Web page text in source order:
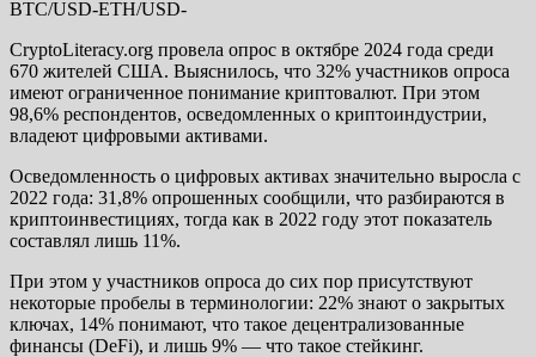
BTC/USD-ETH/USD-
CryptoLiteracy.org провела опрос в октябре 2024 года среди
670 жителей США. Выяснилось, что 32% участников опроса
имеют ограниченное понимание криптовалют. При этом
98,6% респондентов, осведомленных о криптоиндустрии,
владеют цифровыми активами.
Осведомленность о цифровых активах значительно выросла с
2022 года: 31,8% опрошенных сообщили, что разбираются в
криптоинвестициях, тогда как в 2022 году этот показатель
составлял лишь 11%.
При этом у участников опроса до сих пор присутствуют
некоторые пробелы в терминологии: 22% знают о закрытых
ключах, 14% понимают, что такое децентрализованные
финансы (DeFi), и лишь 9% — что такое стейкинг.